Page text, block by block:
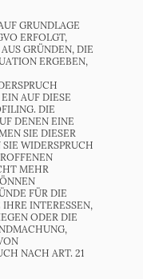
GRUNDLAGE
ERFOLGT,
GRÜNDEN, DIE
ERGEBEN,
AUF DIESE
DIE
DENEN EINE
SIE DIESER
WIDERSPRUCH
MEHR
FÜR DIE
INTERESSEN,
ODER DIE
NACH ART. 21